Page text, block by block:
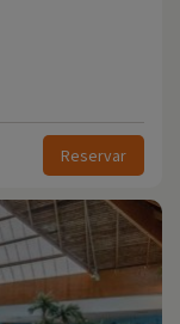
Reservar